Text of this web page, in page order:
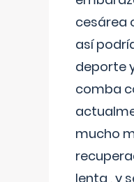
cesárea
así
deporte
comba
mucho
lenta , y